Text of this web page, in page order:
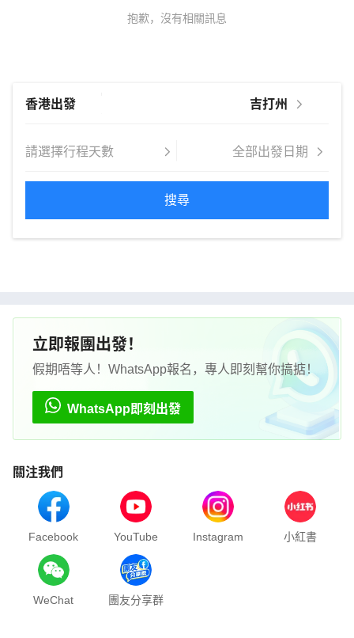
抱歉，沒有相關訊息
搜尋
立即報團出發！
假期唔等人！WhatsApp報名，專人即刻幫你搞掂！
WhatsApp即刻出發
關注我們
Facebook YouTube Instagram 小紅書
WeChat 團友分享群